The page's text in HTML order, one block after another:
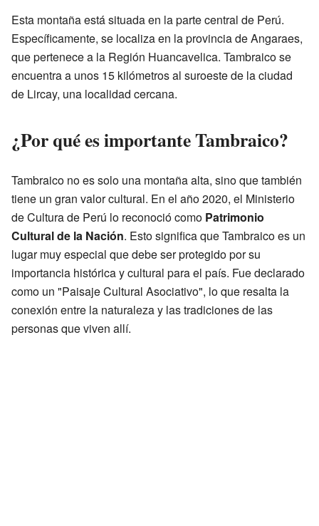
Esta montaña está situada en la parte central de Perú.
Específicamente, se localiza en la provincia de Angaraes,
que pertenece a la Región Huancavelica. Tambraico se
encuentra a unos 15 kilómetros al suroeste de la ciudad
de Lircay, una localidad cercana.
¿Por qué es importante Tambraico?
Tambraico no es solo una montaña alta, sino que también
tiene un gran valor cultural. En el año 2020, el Ministerio
de Cultura de Perú lo reconoció como Patrimonio
Cultural de la Nación. Esto significa que Tambraico es un
lugar muy especial que debe ser protegido por su
importancia histórica y cultural para el país. Fue declarado
como un "Paisaje Cultural Asociativo", lo que resalta la
conexión entre la naturaleza y las tradiciones de las
personas que viven allí.